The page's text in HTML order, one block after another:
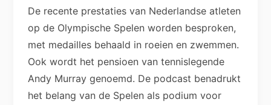
De recente prestaties van Nederlandse atleten
op de Olympische Spelen worden besproken,
met medailles behaald in roeien en zwemmen.
Ook wordt het pensioen van tennislegende
Andy Murray genoemd. De podcast benadrukt
het belang van de Spelen als podium voor